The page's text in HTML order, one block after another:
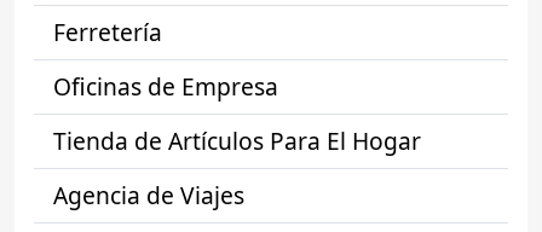
Ferretería
Oficinas de Empresa
Tienda de Artículos Para El Hogar
Agencia de Viajes